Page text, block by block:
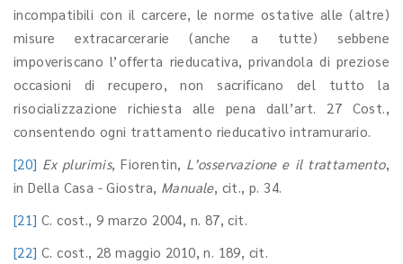
incompatibili con il carcere, le norme ostative alle (altre)
misure extracarcerarie (anche a tutte) sebbene
impoveriscano l’offerta rieducativa, privandola di preziose
occasioni di recupero, non sacrificano del tutto la
risocializzazione richiesta alle pena dall’art. 27 Cost.,
consentendo ogni trattamento rieducativo intramurario.
[20] Ex plurimis, Fiorentin, L’osservazione e il trattamento,
in Della Casa - Giostra, Manuale, cit., p. 34.
[21] C. cost., 9 marzo 2004, n. 87, cit.
[22] C. cost., 28 maggio 2010, n. 189, cit.